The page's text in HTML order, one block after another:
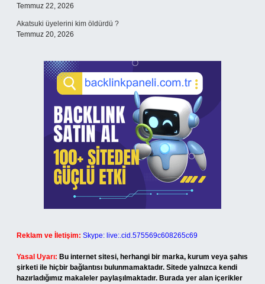
Temmuz 22, 2026
Akatsuki üyelerini kim öldürdü ?
Temmuz 20, 2026
Reklam ve İletişim: Skype: live:.cid.575569c608265c69
Yasal Uyarı: Bu internet sitesi, herhangi bir marka, kurum veya şahıs
şirketi ile hiçbir bağlantısı bulunmamaktadır. Sitede yalnızca kendi
hazırladığımız makaleler paylaşılmaktadır. Burada yer alan içerikler